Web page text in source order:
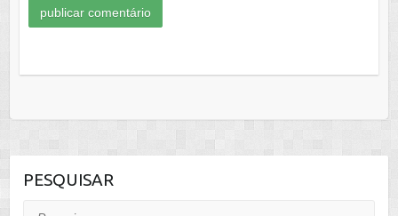
PESQUISAR
Pesquisar